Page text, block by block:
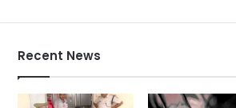
Recent News